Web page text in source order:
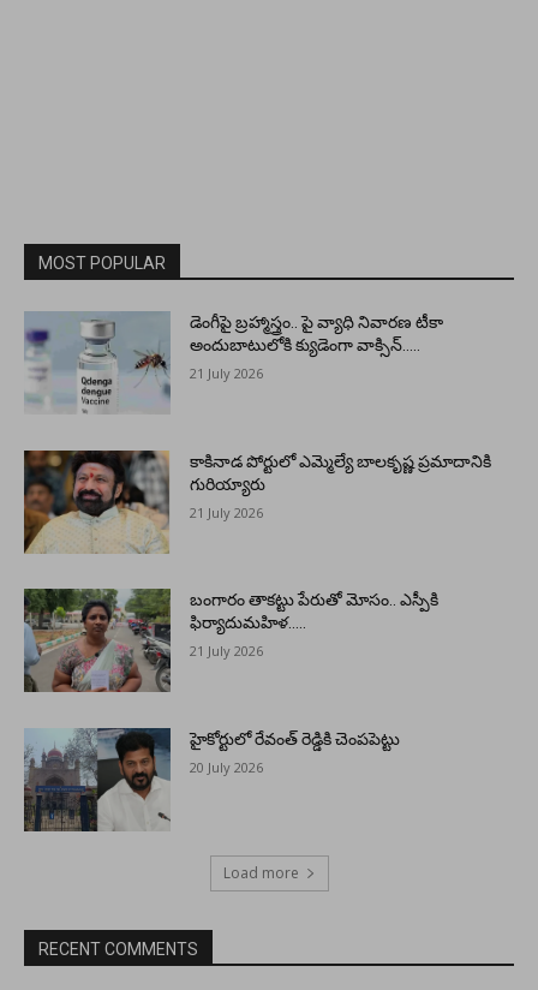
MOST POPULAR
డెంగీపై బ్రహ్మాస్త్రం.. పై వ్యాధి నివారణ టీకా
అందుబాటులోకి క్యుడెంగా వాక్సిన్…..
21 July 2026
కాకినాడ పోర్టులో ఎమ్మెల్యే బాలకృష్ణ ప్రమాదానికి
గురియ్యారు
21 July 2026
బంగారం తాకట్టు పేరుతో మోసం.. ఎస్పీకి
ఫిర్యాదుమహిళ…..
21 July 2026
హైకోర్టులో రేవంత్ రెడ్డికి చెంపపెట్టు
20 July 2026
Load more
RECENT COMMENTS